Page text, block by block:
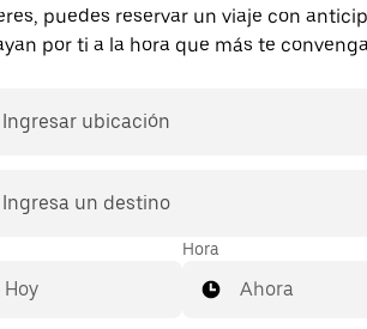
puedes reservar un viaje con
por ti a la hora que más te
Ingresar ubicación
Ingresa un destino
Hora
Ahora